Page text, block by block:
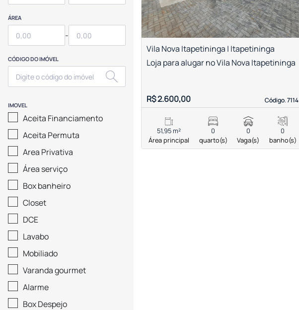
ÁREA
-
CÓDIGO DO IMÓVEL
IMOVEL
Aceita Financiamento
Aceita Permuta
Area Privativa
Área serviço
Box banheiro
Closet
DCE
Lavabo
Mobiliado
Varanda gourmet
Alarme
Box Despejo
Vila Nova Itapetininga | Itapetininga
Código. 7114
Código. 7114
Loja para alugar no Vila Nova Itapetininga
R$ 2.600,00
51,95 m²
Área principal
0
quarto(s)
0
Vaga(s)
0
banho(s)